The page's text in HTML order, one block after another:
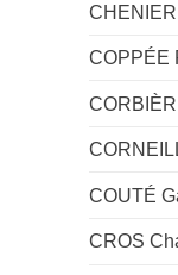
COPPÉE
COUTÉ
CROS